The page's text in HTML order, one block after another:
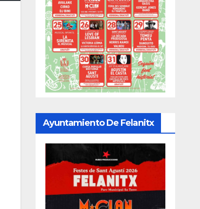
Ayuntamiento De Felanitx